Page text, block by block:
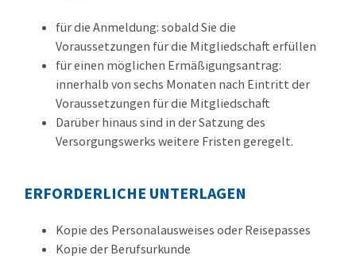
für die Anmeldung: sobald Sie die
Voraussetzungen für die Mitgliedschaft erfüllen
für einen möglichen Ermäßigungsantrag:
innerhalb von sechs Monaten nach Eintritt der
Voraussetzungen für die Mitgliedschaft
Darüber hinaus sind in der Satzung des
Versorgungswerks weitere Fristen geregelt.
ERFORDERLICHE UNTERLAGEN
Kopie des Personalausweises oder Reisepasses
Kopie der Berufsurkunde